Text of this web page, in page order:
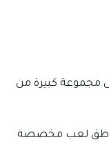
404 مترًا ويحتوي البرج على مجموعة كبيرة من
مناطق لعب مخصصة